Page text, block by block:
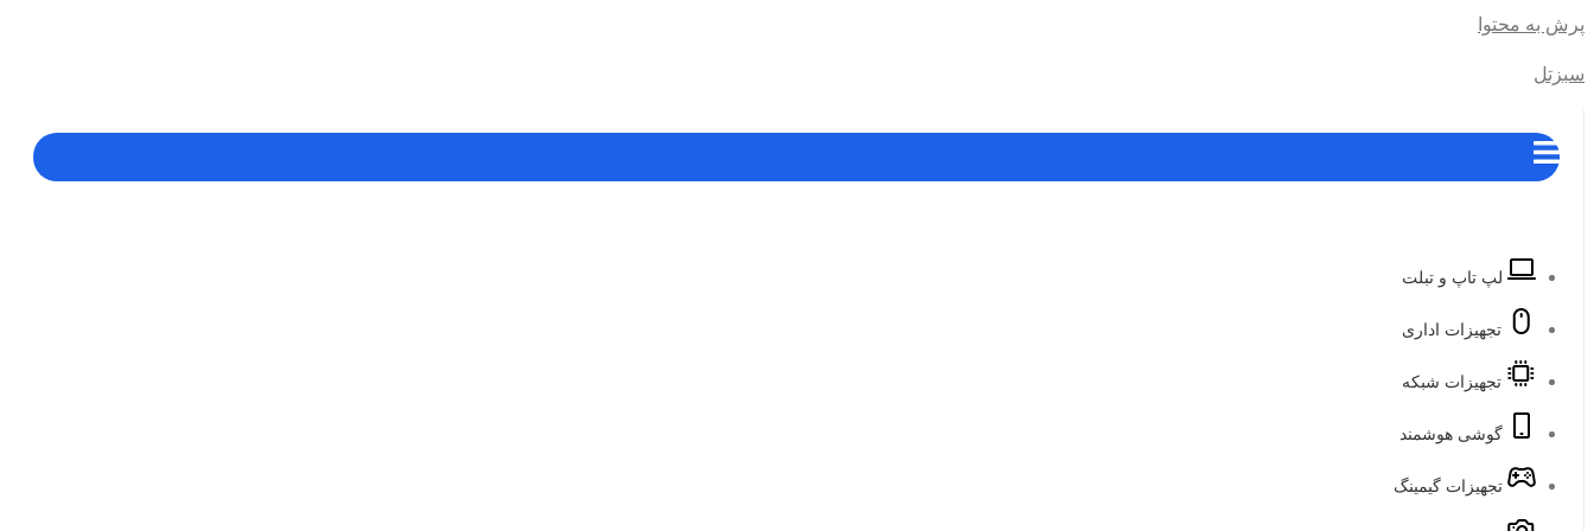
پرش به محتوا
سبزتل
لپ تاپ و تبلت
تجهیزات اداری
تجهیزات شبکه
گوشی هوشمند
تجهیزات گیمینگ